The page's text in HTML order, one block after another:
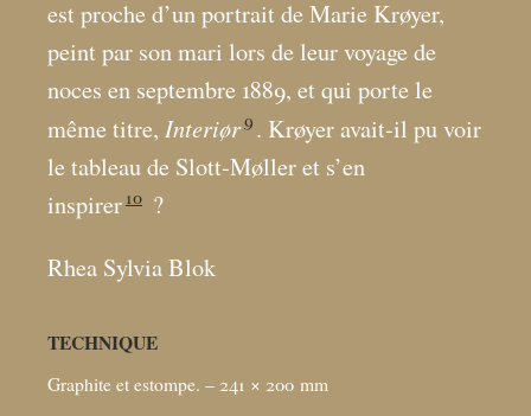
est proche d’un portrait de Marie Krøyer,
peint par son mari lors de leur voyage de
noces en septembre 1889, et qui porte le
même titre, Interiør9 . Krøyer avait-il pu voir
le tableau de Slott-Møller et s’en
inspirer 10 ?
Rhea Sylvia Blok
TECHNIQUE
Graphite et estompe. – 241 × 200 mm